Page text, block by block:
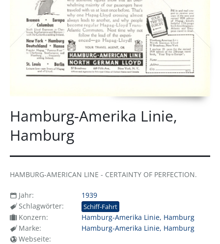
Hamburg-Amerika Linie,
Hamburg
HAMBURG-AMERICAN LINE - CERTAINTY OF PERFECTION.
Jahr:
1939
Schlagwörter:
Schiff-Fahrt
Konzern:
Hamburg-Amerika Linie, Hamburg
Marke:
Hamburg-Amerika Linie, Hamburg
Webseite: